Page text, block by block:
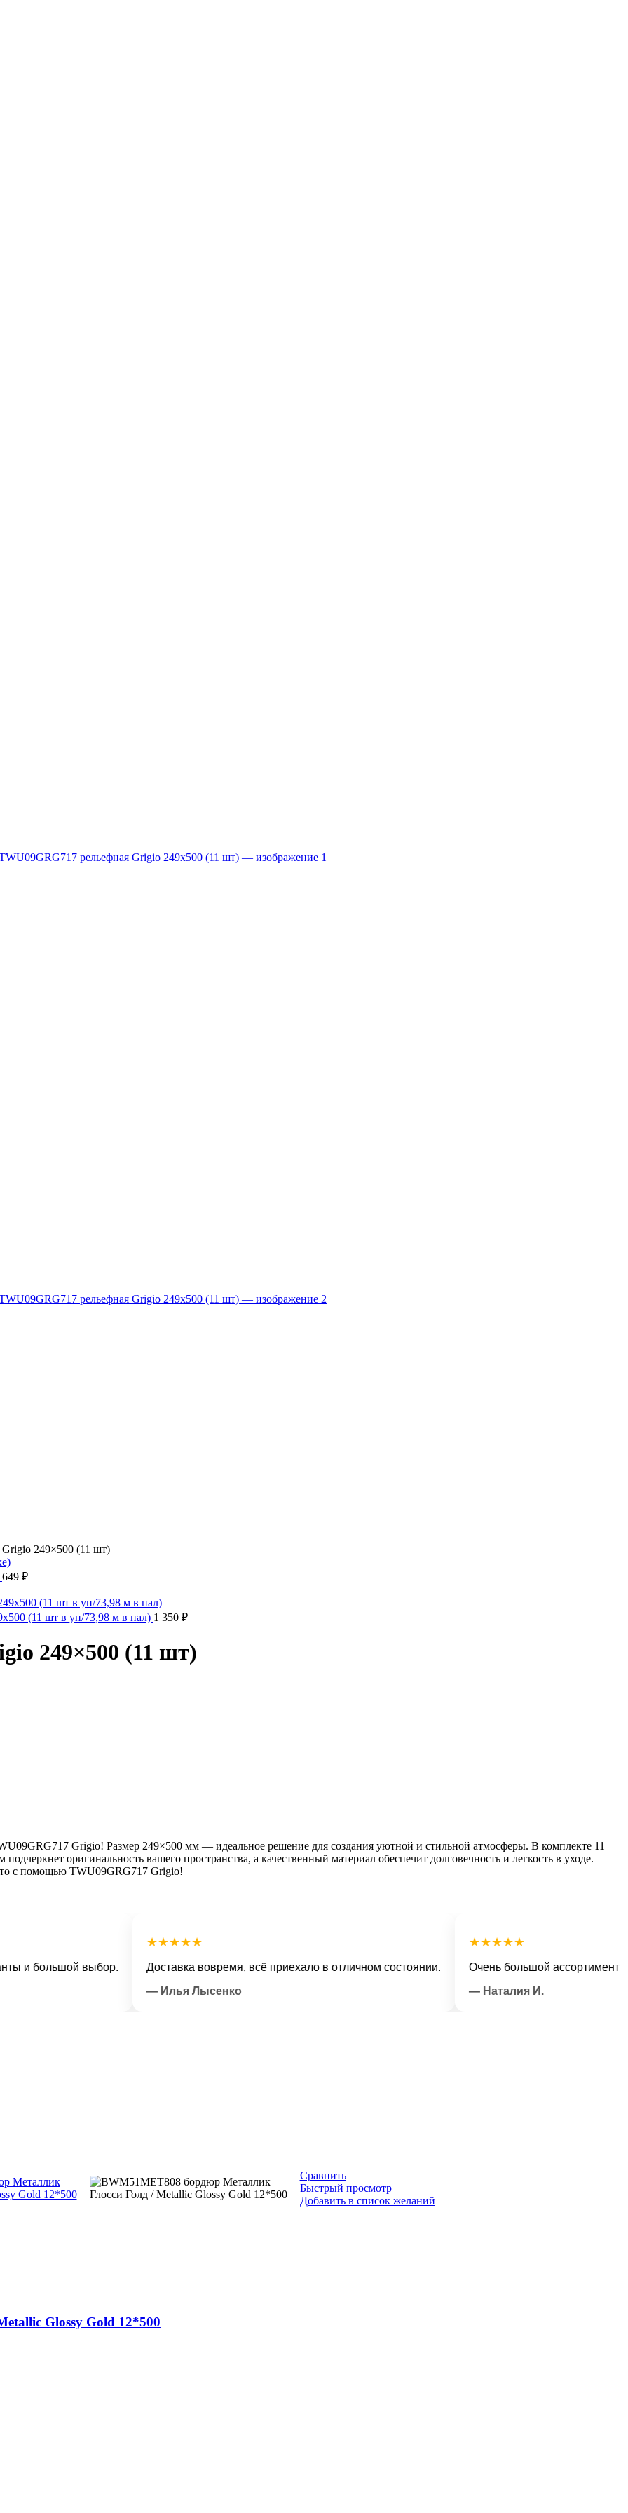
249×500 (11 шт)
649 ₽
(11 шт в уп/73,98 м в пал) 1 350 ₽
249×500 (11 шт)
Grigio! Размер 249×500 мм — идеальное решение для создания уютной и стильной атмосферы. В комплекте 11
оригинальность вашего пространства, а качественный материал обеспечит долговечность и легкость в уходе.
с помощью TWU09GRG717 Grigio!
большой выбор.
★★★★★
Доставка вовремя, всё приехало в отличном состоянии.
— Илья Лысенко
★★★★★
Очень большой ассортимент и
— Наталия И.
Сравнить
Быстрый просмотр
Добавить в список желаний
Glossy Gold 12*500